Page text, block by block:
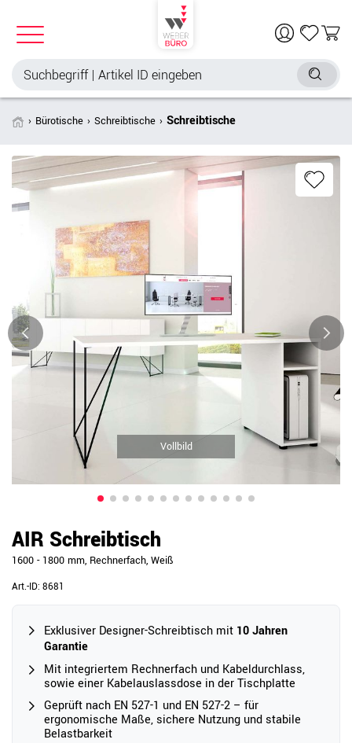
Bürotische Schreibtische Schreibtische
Vollbild
AIR Schreibtisch
1600 - 1800 mm, Rechnerfach, Weiß
Art.-ID: 8681
Exklusiver Designer-Schreibtisch mit 10 Jahren
Garantie
Mit integriertem Rechnerfach und Kabeldurchlass,
sowie einer Kabelauslassdose in der Tischplatte
Geprüft nach EN 527-1 und EN 527-2 – für
ergonomische Maße, sichere Nutzung und stabile
Belastbarkeit